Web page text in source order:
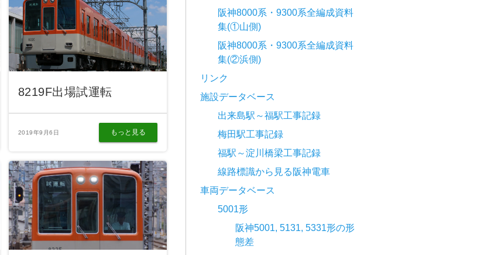
8219F出場試運転
2019年9月6日 もっと見る
阪神8000系・9300系全編成資料
集(①山側)
阪神8000系・9300系全編成資料
集(②浜側)
リンク
施設データベース
出来島駅～福駅工事記録
梅田駅工事記録
福駅～淀川橋梁工事記録
線路標識から見る阪神電車
車両データベース
5001形
阪神5001, 5131, 5331形の形
態差